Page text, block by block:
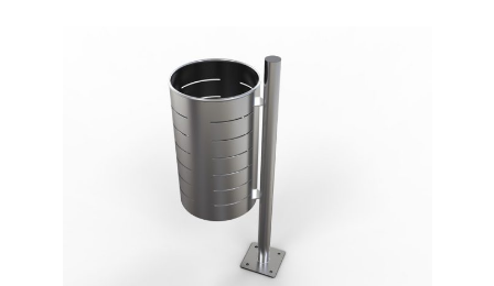
35 oder 60l
Siehe mehr